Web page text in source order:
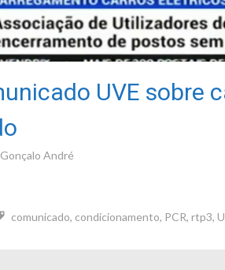
UVE sobre
Gonçalo André
comunicado, condicionamento, PCR, rtp3,